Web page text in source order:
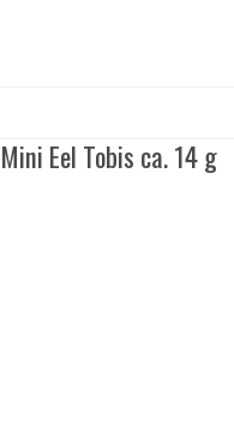
Mini Eel Tobis ca. 14 g